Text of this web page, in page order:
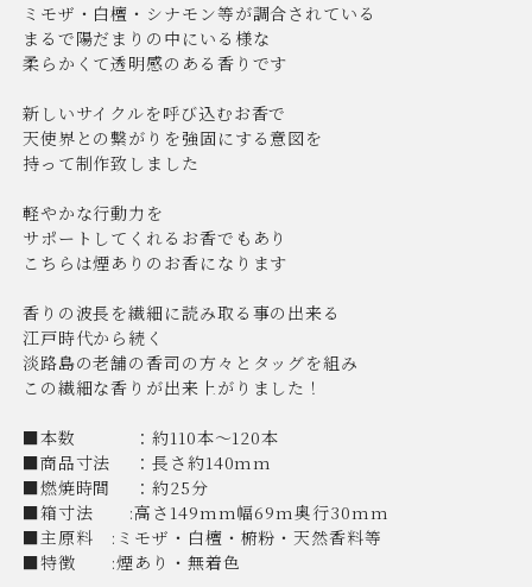
ミモザ・白檀・シナモン等が調合されている
まるで陽だまりの中にいる様な
柔らかくて透明感のある香りです
新しいサイクルを呼び込むお香で
天使界との繋がりを強固にする意図を
持って制作致しました
軽やかな行動力を
サポートしてくれるお香でもあり
こちらは煙ありのお香になります
香りの波長を繊細に読み取る事の出来る
江戸時代から続く
淡路島の老舗の香司の方々とタッグを組み
この繊細な香りが出来上がりました！
■本数 ：約110本〜120本
■商品寸法 ：長さ約140mm
■燃焼時間 ：約25分
■箱寸法 :高さ149mm幅69m奥行30mm
■主原料 :ミモザ・白檀・椨粉・天然香料等
■特徴 :煙あり・無着色